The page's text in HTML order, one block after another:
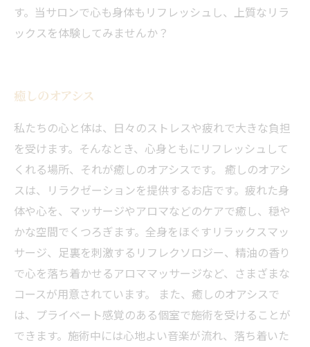
す。当サロンで心も身体もリフレッシュし、上質なリラ
ックスを体験してみませんか？
癒しのオアシス
私たちの心と体は、日々のストレスや疲れで大きな負担
を受けます。そんなとき、心身ともにリフレッシュして
くれる場所、それが癒しのオアシスです。 癒しのオアシ
スは、リラクゼーションを提供するお店です。疲れた身
体や心を、マッサージやアロマなどのケアで癒し、穏や
かな空間でくつろぎます。全身をほぐすリラックスマッ
サージ、足裏を刺激するリフレクソロジー、精油の香り
で心を落ち着かせるアロママッサージなど、さまざまな
コースが用意されています。 また、癒しのオアシスで
は、プライベート感覚のある個室で施術を受けることが
できます。施術中には心地よい音楽が流れ、落ち着いた